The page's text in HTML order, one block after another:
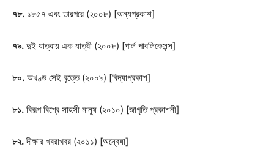
৭৮. ১৮৫৭ এবং তারপরে (২০০৮) [অন্যপ্রকাশ]
৭৯. দুই যাত্রায় এক যাত্রী (২০০৮) [পার্ল পাবলিকেসন্স]
৮০. অখণ্ড সেই বৃত্তে (২০০৯) [বিদ্যাপ্রকাশ]
৮১. বিরূপ বিশ্বে সাহসী মানুষ (২০১০) [জাগৃতি প্রকাশনী]
৮২.দীক্ষার খবরাখবর (২০১১) [অন্বেষা]